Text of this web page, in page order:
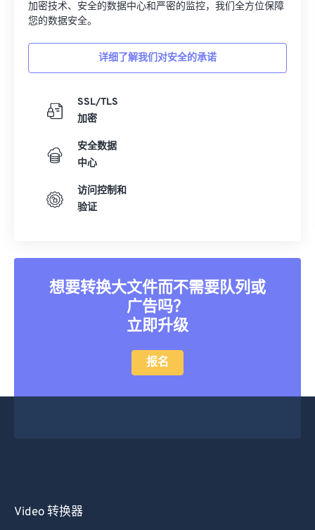
加密技术、安全的数据中心和严密的监控，我们全方位保障
您的数据安全。
详细了解我们对安全的承诺
SSL/TLS
加密
安全数据
中心
访问控制和
验证
想要转换大文件而不需要队列或
广告吗？
立即升级
报名
Video 转换器